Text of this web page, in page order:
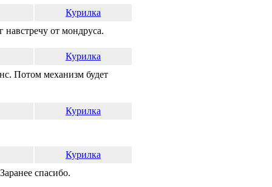
Курилка
от мондруса.
Курилка
Потом механизм будет
Курилка
Курилка
спасибо.